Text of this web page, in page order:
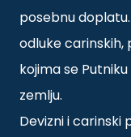
posebnu
odluke carinskih,
kojima se
zemlju.
Devizni i carinski